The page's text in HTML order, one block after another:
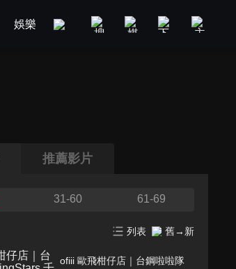
娛樂 美食旅遊 新聞政論
推薦影片
31-60 61-69
列表 舊→新
ofiii 歐飛柑仔店｜台鋼啦啦隊